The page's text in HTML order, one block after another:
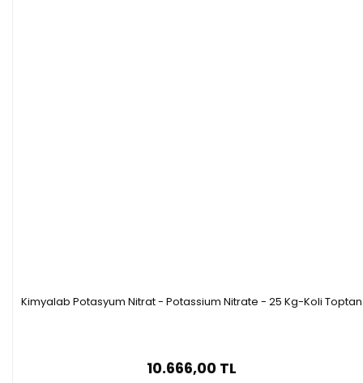
Kimyalab Potasyum Nitrat - Potassium Nitrate - 25 Kg-Koli Toptan
10.666,00 TL